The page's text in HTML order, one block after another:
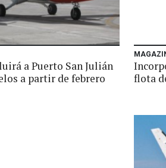
a Puerto San Julián
a partir de febrero
flota